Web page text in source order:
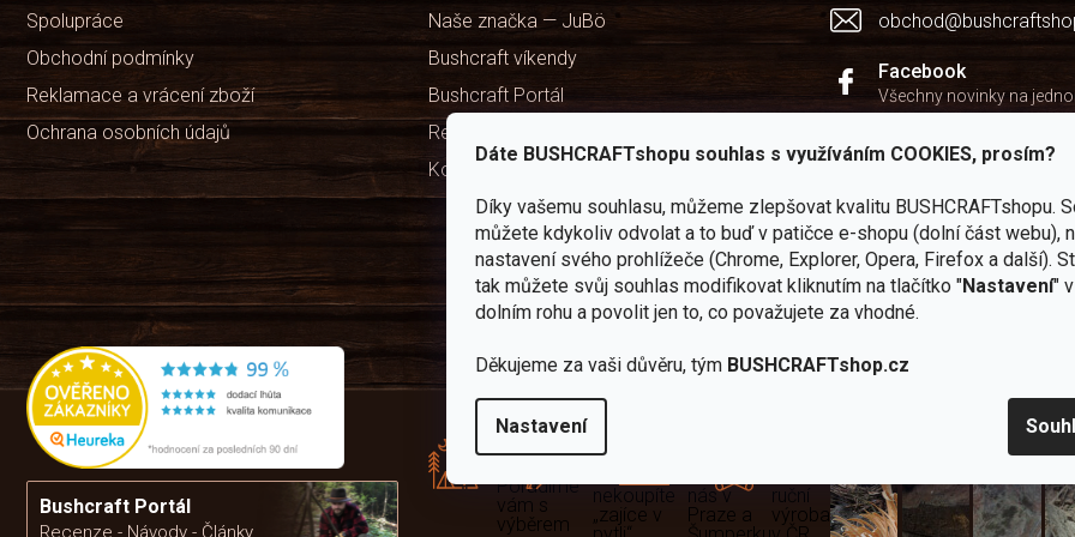
Dáte BUSHCRAFTshopu souhlas s využíváním COOKIES, prosím?
Díky vašemu souhlasu, můžeme zlepšovat kvalitu BUSHCRAFTshopu.
můžete kdykoliv odvolat a to buď v patičce e-shopu (dolní část webu),
nastavení svého prohlížeče (Chrome, Explorer, Opera, Firefox a další).
tak můžete svůj souhlas modifikovat kliknutím na tlačítko "Nastavení"
dolním rohu a povolit jen to, co považujete za vhodné.
Děkujeme za vaši důvěru, tým BUSHCRAFTshop.cz
Nastavení
Spolupráce
Obchodní podmínky
Reklamace a vrácení zboží
Ochrana osobních údajů
Naše značka — JuBö
Bushcraft víkendy
Bushcraft Portál
Recenze obchodu
Kontakty
Facebook
Všechny novinky na
Instagram
Zážitky z našich výprav
Youtube
Užitečné recenze a návody
Bushcraft Portál
Recenze - Návody - Články
Rádi
předáváme
zkušenosti
Poradíme
vám s
výběrem
Zboží
testujeme
nekoupíte
„zajíce v
nás v
Praze a
ruční
výroba
Užijte si to v
Vybavení, na které